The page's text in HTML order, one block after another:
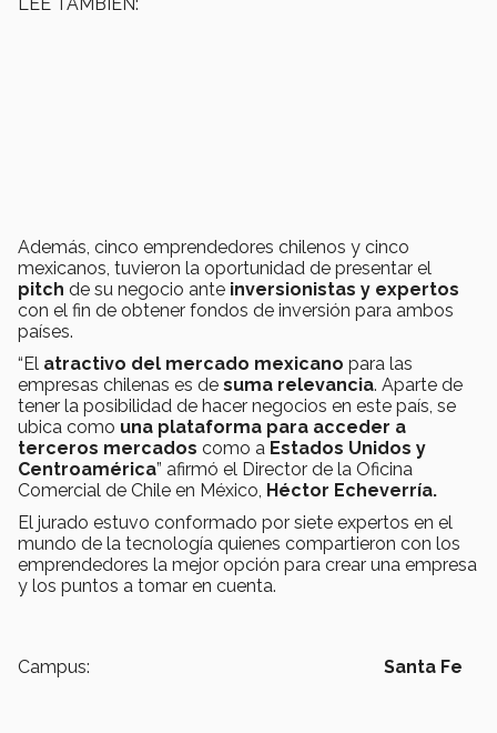
Además, cinco emprendedores chilenos y cinco
mexicanos, tuvieron la oportunidad de presentar el
pitch de su negocio ante inversionistas y expertos
con el fin de obtener fondos de inversión para ambos
países.
“El atractivo del mercado mexicano para las
empresas chilenas es de suma relevancia. Aparte de
tener la posibilidad de hacer negocios en este país, se
ubica como una plataforma para acceder a
terceros mercados como a Estados Unidos y
Centroamérica” afirmó el Director de la Oficina
Comercial de Chile en México, Héctor Echeverría.
El jurado estuvo conformado por siete expertos en el
mundo de la tecnología quienes compartieron con los
emprendedores la mejor opción para crear una empresa
y los puntos a tomar en cuenta.
Campus: Santa Fe